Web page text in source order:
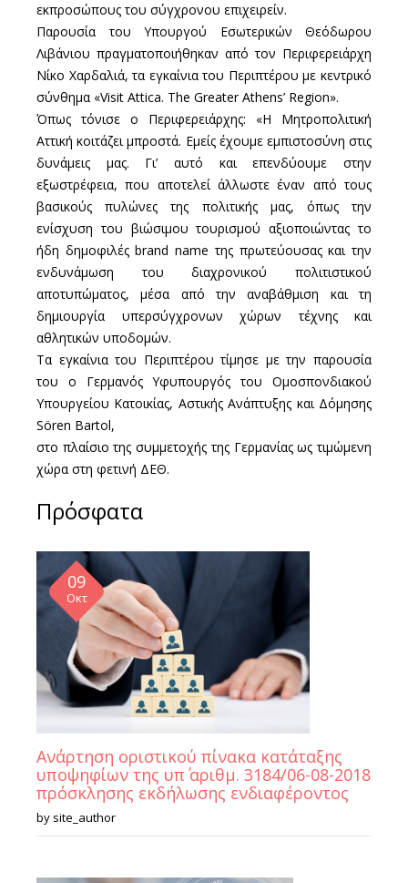
εκπροσώπους του σύγχρονου επιχειρείν.
Παρουσία του Υπουργού Εσωτερικών Θεόδωρου
Λιβάνιου πραγματοποιήθηκαν από τον Περιφερειάρχη
Νίκο Χαρδαλιά, τα εγκαίνια του Περιπτέρου με κεντρικό
σύνθημα «Visit Attica. The Greater Athens’ Region».
Όπως τόνισε ο Περιφερειάρχης: «Η Μητροπολιτική
Αττική κοιτάζει μπροστά. Εμείς έχουμε εμπιστοσύνη στις
δυνάμεις μας. Γι’ αυτό και επενδύουμε στην
εξωστρέφεια, που αποτελεί άλλωστε έναν από τους
βασικούς πυλώνες της πολιτικής μας, όπως την
ενίσχυση του βιώσιμου τουρισμού αξιοποιώντας το
ήδη δημοφιλές brand name της πρωτεύουσας και την
ενδυνάμωση του διαχρονικού πολιτιστικού
αποτυπώματος, μέσα από την αναβάθμιση και τη
δημιουργία υπερσύγχρονων χώρων τέχνης και
αθλητικών υποδομών.
Τα εγκαίνια του Περιπτέρου τίμησε με την παρουσία
του ο Γερμανός Υφυπουργός του Ομοσπονδιακού
Υπουργείου Κατοικίας, Αστικής Ανάπτυξης και Δόμησης
Sören Bartol,
στο πλαίσιο της συμμετοχής της Γερμανίας ως τιμώμενη
χώρα στη φετινή ΔΕΘ.
Πρόσφατα
09
Οκτ
Ανάρτηση οριστικού πίνακα κατάταξης
υποψηφίων της υπ΄ αριθμ. 3184/06-08-2018
πρόσκλησης εκδήλωσης ενδιαφέροντος
by site_author